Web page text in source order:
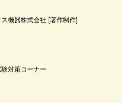
機器株式会社 [著作制作]
対策コーナー